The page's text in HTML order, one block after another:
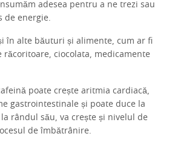
adesea pentru a ne trezi sau
de energie.
în alte băuturi și alimente, cum ar fi
ciocolata, medicamente
poate crește aritmia cardiacă,
gastrointestinale și poate duce la
rândul său, va crește și nivelul de
de îmbătrânire.